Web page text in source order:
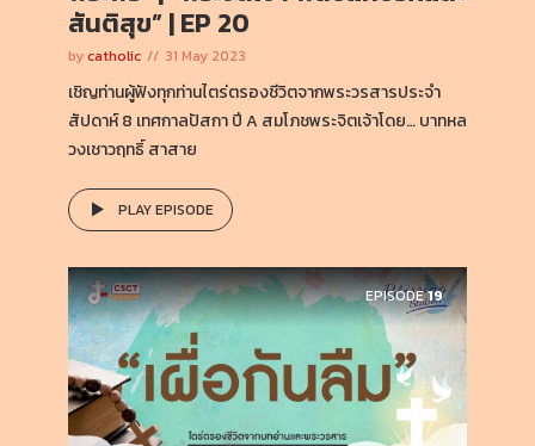
สันติสุข” | EP 20
bycatholic 31 May 2023
เชิญท่านผู้ฟังทุกท่านไตร่ตรองชีวิตจากพระวรสารประจำ
สัปดาห์ 8 เทศกาลปัสกา ปี A สมโภชพระจิตเจ้าโดย… บาทหล
วงเชาวฤทธิ์ สาสาย
PLAY EPISODE
EPISODE19